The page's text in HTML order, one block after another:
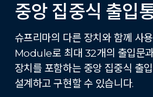
중앙 집중식 출입
슈프리마의 다른 장치와 함께 사
Module로 최대 32개의 출입문
장치를 포함하는 중앙 집중식 출
설계하고 구현할 수 있습니다.